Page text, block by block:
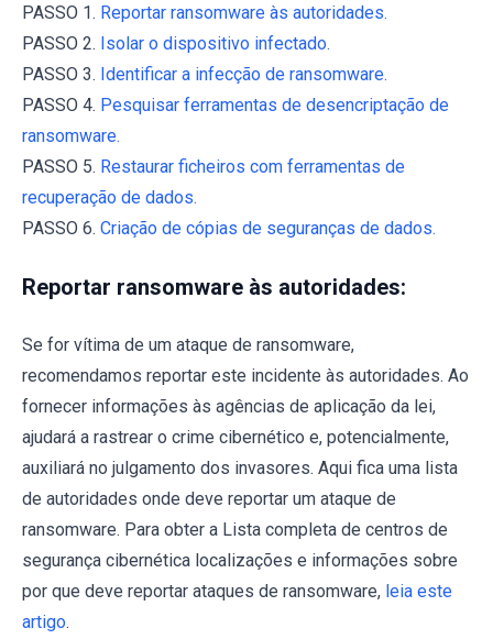
PASSO 1. Reportar ransomware às autoridades.
PASSO 2. Isolar o dispositivo infectado.
PASSO 3. Identificar a infecção de ransomware.
PASSO 4. Pesquisar ferramentas de desencriptação de
ransomware.
PASSO 5. Restaurar ficheiros com ferramentas de
recuperação de dados.
PASSO 6. Criação de cópias de seguranças de dados.
Reportar ransomware às autoridades:
Se for vítima de um ataque de ransomware,
recomendamos reportar este incidente às autoridades. Ao
fornecer informações às agências de aplicação da lei,
ajudará a rastrear o crime cibernético e, potencialmente,
auxiliará no julgamento dos invasores. Aqui fica uma lista
de autoridades onde deve reportar um ataque de
ransomware. Para obter a Lista completa de centros de
segurança cibernética localizações e informações sobre
por que deve reportar ataques de ransomware, leia este
artigo.